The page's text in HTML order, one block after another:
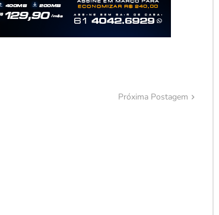
Próxima Postagem